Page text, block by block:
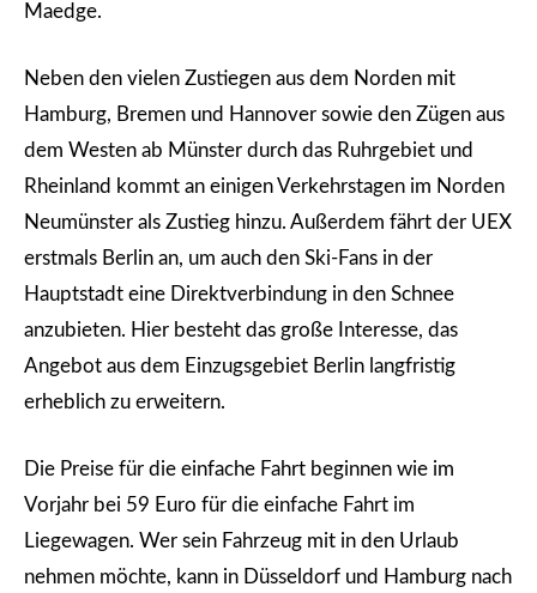
Maedge.
Neben den vielen Zustiegen aus dem Norden mit
Hamburg, Bremen und Hannover sowie den Zügen aus
dem Westen ab Münster durch das Ruhrgebiet und
Rheinland kommt an einigen Verkehrstagen im Norden
Neumünster als Zustieg hinzu. Außerdem fährt der UEX
erstmals Berlin an, um auch den Ski-Fans in der
Hauptstadt eine Direktverbindung in den Schnee
anzubieten. Hier besteht das große Interesse, das
Angebot aus dem Einzugsgebiet Berlin langfristig
erheblich zu erweitern.
Die Preise für die einfache Fahrt beginnen wie im
Vorjahr bei 59 Euro für die einfache Fahrt im
Liegewagen. Wer sein Fahrzeug mit in den Urlaub
nehmen möchte, kann in Düsseldorf und Hamburg nach